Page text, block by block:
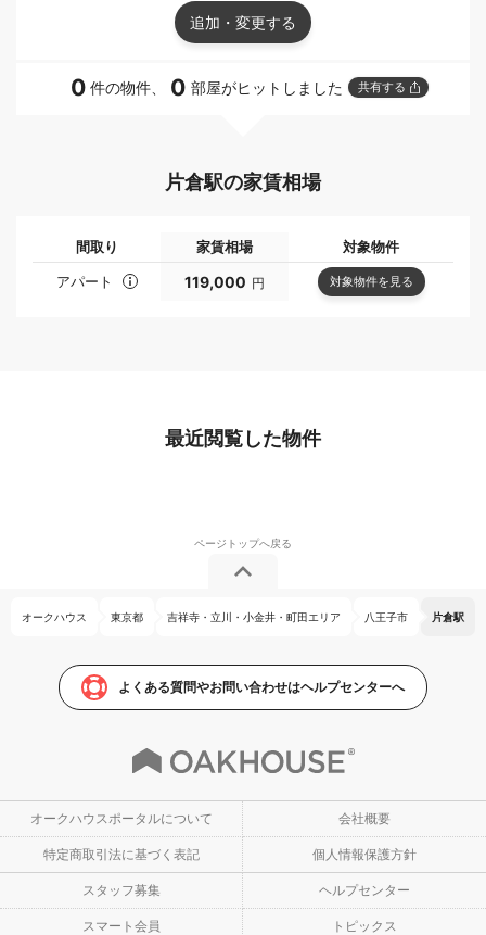
追加・変更する
0 件の物件、 0 部屋がヒットしました 共有する
片倉駅の家賃相場
間取り 家賃相場
対象物件
アパート
119,000 円 対象物件を見る
最近閲覧した物件
オークハウス 東京都 吉祥寺・立川・小金井・町田エリア 八王子市 片倉駅
よくある質問やお問い合わせはヘルプセンターへ
オークハウスポータルについて 会社概要
特定商取引法に基づく表記 個人情報保護方針
スタッフ募集 ヘルプセンター
スマート会員 トピックス